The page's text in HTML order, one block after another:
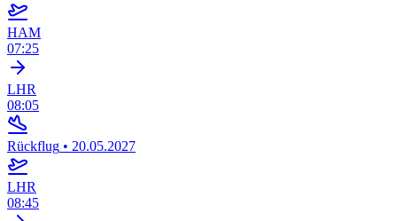
HAM
07:25
LHR
08:05
Rückflug • 20.05.2027
LHR
08:45